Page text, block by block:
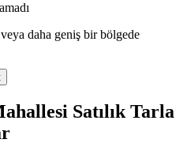
daha geniş bir bölgede
Satılık Tarla